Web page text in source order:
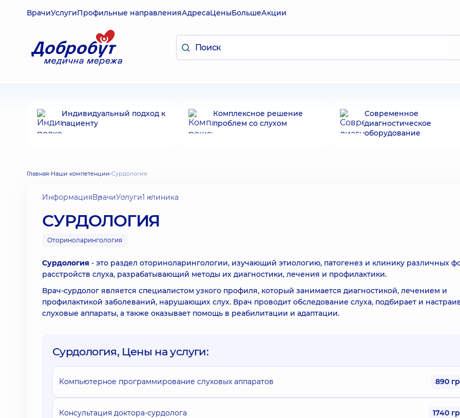
ВрачиУслугиПрофильные направленияАдресаЦеныБольшеАкции
Индивидуальный подход к
пациенту
Комплексное решение
проблем со слухом
Современное
диагностическое
оборудование
Главная Наши компетенции Сурдология
ИнформацияВрачиУслуги1 клиника
СУРДОЛОГИЯ
Оториноларингология
Сурдология - это раздел оториноларингологии, изучающий этиологию, патогенез и клинику различных
расстройств слуха, разрабатывающий методы их диагностики, лечения и профилактики.
Врач-сурдолог является специалистом узкого профиля, который занимается диагностикой, лечением и
профилактикой заболеваний, нарушающих слух. Врач проводит обследование слуха, подбирает и
слуховые аппараты, а также оказывает помощь в реабилитации и адаптации.
Сурдология, Цены на услуги:
Компьютерное программирование слуховых аппаратов 890
Консультация доктора-сурдолога 1740